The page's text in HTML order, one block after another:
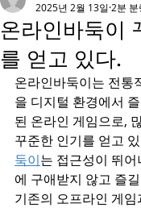
온라인바둑이
를 얻고 있다.
2025년 2월 13일 2분 분
온라인바둑이는 전통
을 디지털 환경에서
된 온라인 게임으로,
꾸준한 인기를 얻고
둑이는 접근성이 뛰
에 구애받지 않고 즐
기존의 오프라인 게